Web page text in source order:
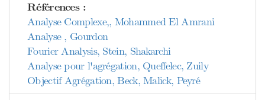
Références :
Analyse Complexe,, Mohammed El Amrani
Analyse , Gourdon
Fourier Analysis, Stein, Shakarchi
Analyse pour l'agrégation, Queffelec, Zuily
Objectif Agrégation, Beck, Malick, Peyré